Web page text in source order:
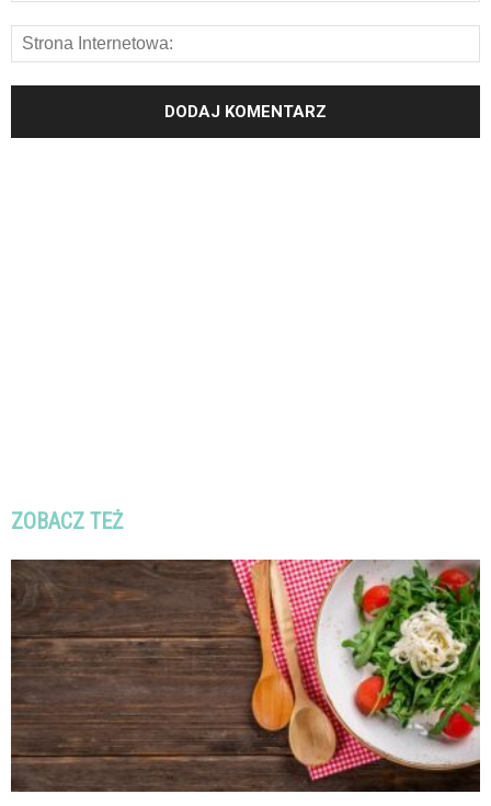
ZOBACZ TEŻ